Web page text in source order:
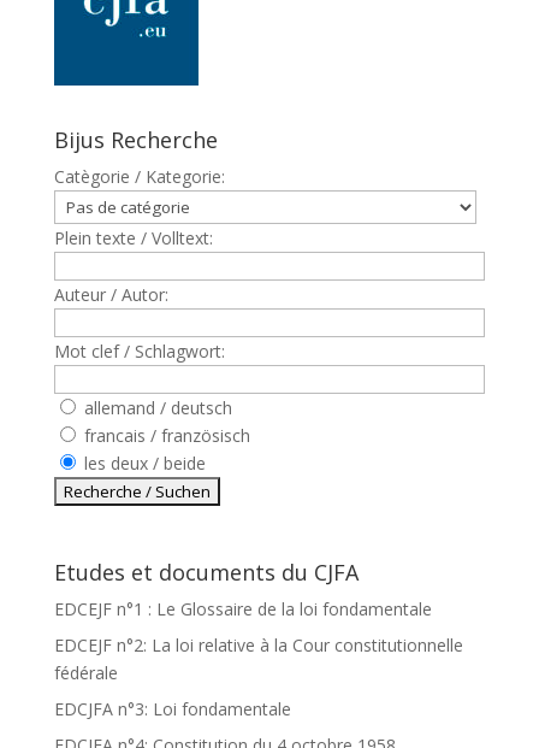
Bijus Recherche
Catègorie / Kategorie:
Plein texte / Volltext:
Auteur / Autor:
Mot clef / Schlagwort:
allemand / deutsch
francais / französisch
les deux / beide
Etudes et documents du CJFA
EDCEJF n°1 : Le Glossaire de la loi fondamentale
EDCEJF n°2: La loi relative à la Cour constitutionnelle
fédérale
EDCJFA n°3: Loi fondamentale